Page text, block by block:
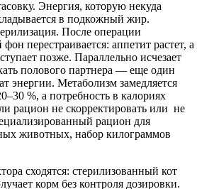
Энергия, которую некуда
в подкожный жир.
После операции
перестраивается: аппетит растет, а
позже. Параллельно исчезает
полового партнера — еще один
энергии. Метаболизм замедляется
%, а потребность в калориях
рацион не скорректировать или не
рацион для
животных, набор килограммов
сходятся: стерилизованный кот
корм без контроля дозировки.